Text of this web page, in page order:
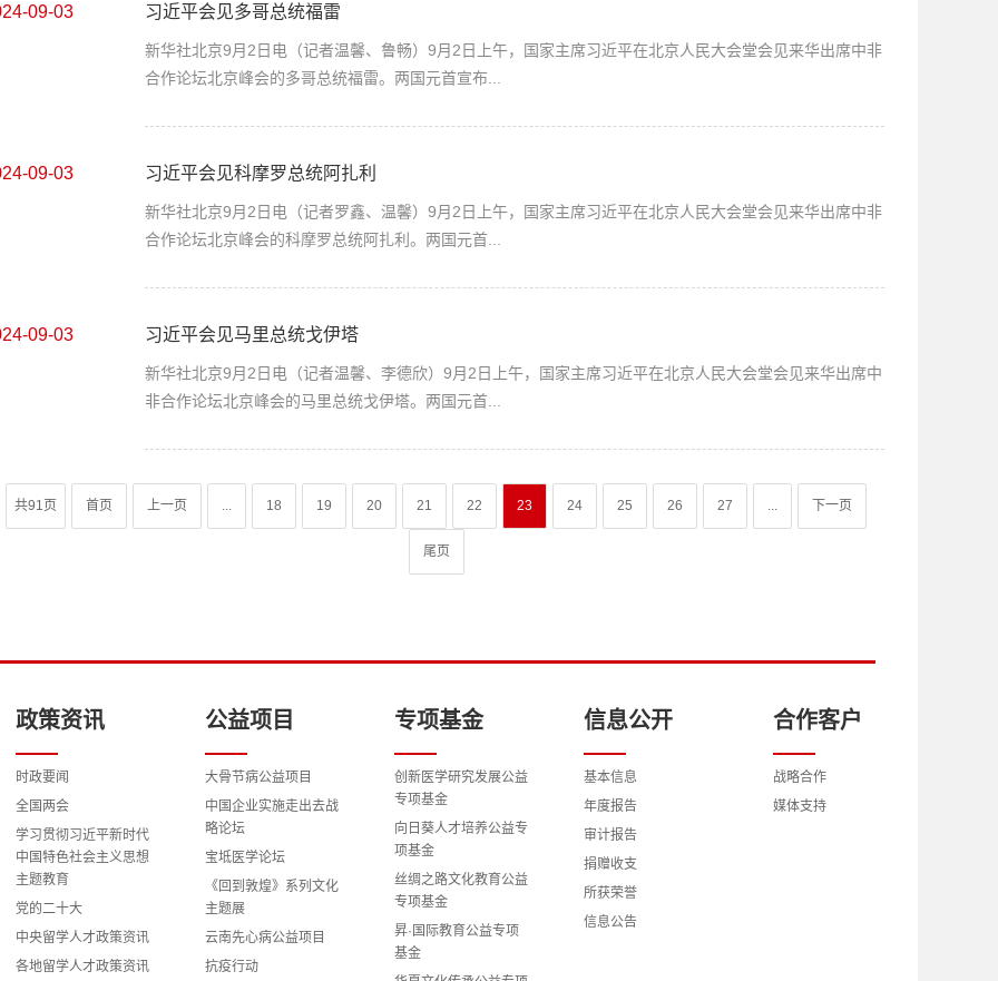
09-03 习近平会见多哥总统福雷
新华社北京9月2日电（记者温馨、鲁畅）9月2日上午，国家主席习近平在北京人民大会堂会见来华出席中非
合作论坛北京峰会的多哥总统福雷。两国元首宣布...
09-03 习近平会见科摩罗总统阿扎利
新华社北京9月2日电（记者罗鑫、温馨）9月2日上午，国家主席习近平在北京人民大会堂会见来华出席中非
合作论坛北京峰会的科摩罗总统阿扎利。两国元首...
09-03 习近平会见马里总统戈伊塔
新华社北京9月2日电（记者温馨、李德欣）9月2日上午，国家主席习近平在北京人民大会堂会见来华出席中
非合作论坛北京峰会的马里总统戈伊塔。两国元首...
共91页 首页 上一页 ... 18 19 20 21 22 23 24 25 26 27 ... 下一页
尾页
政策资讯
时政要闻
全国两会
学习贯彻习近平新时代
中国特色社会主义思想
主题教育
党的二十大
中央留学人才政策资讯
各地留学人才政策资讯
公益项目
大骨节病公益项目
中国企业实施走出去战
略论坛
宝坻医学论坛
《回到敦煌》系列文化
主题展
云南先心病公益项目
抗疫行动
专项基金
创新医学研究发展公益
专项基金
向日葵人才培养公益专
项基金
丝绸之路文化教育公益
专项基金
昇·国际教育公益专项
基金
信息公开
基本信息
年度报告
审计报告
捐赠收支
所获荣誉
信息公告
合作客户
战略合作
媒体支持